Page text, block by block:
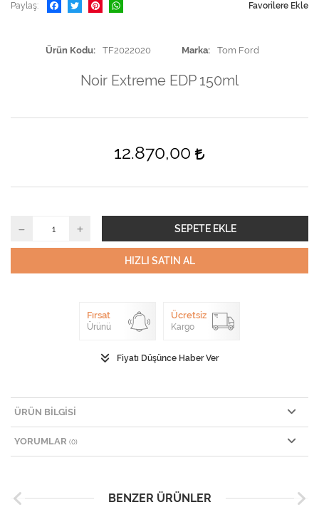
Paylaş Favorilere Ekle
Ürün Kodu TF2022020 Marka Tom Ford
Noir Extreme EDP 150ml
12.870,00
SEPETE EKLE
HIZLI SATIN AL
Fırsat
Ürünü
Ücretsiz
Kargo
Fiyatı Düşünce Haber Ver
ÜRÜN BILGISI
YORUMLAR (0)
BENZER ÜRÜNLER